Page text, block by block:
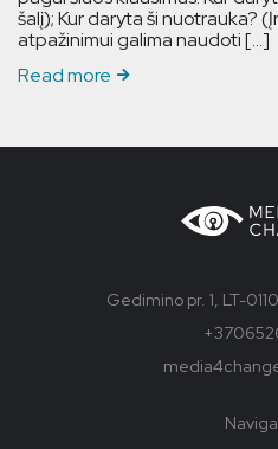
šalį); Kur daryta ši nuotrauka?
atpažinimui galima naudoti […]
Read more
Gedimino pr. 1, LT-